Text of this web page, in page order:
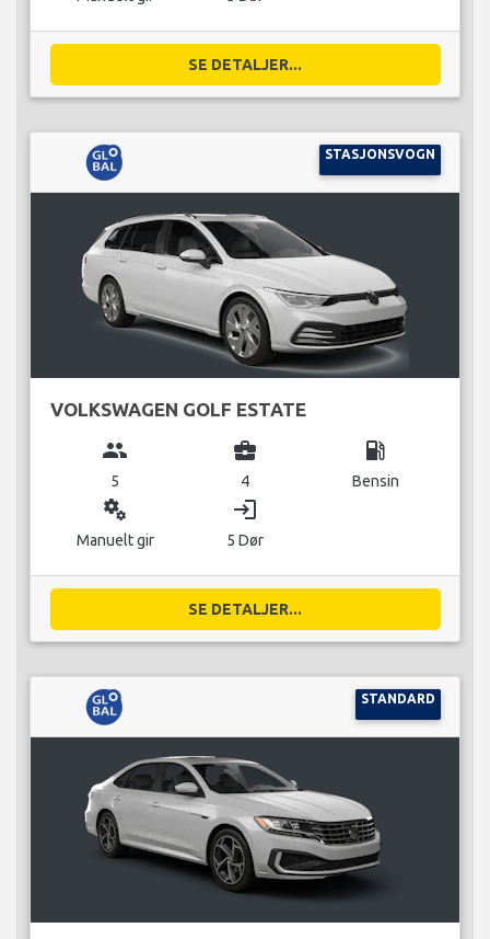
SE DETALJER...
STASJONSVOGN
VOLKSWAGEN GOLF ESTATE
group
5
business_center
4
local_gas_station
Bensin
miscellaneous_services
Manuelt gir
login
5 Dør
SE DETALJER...
STANDARD